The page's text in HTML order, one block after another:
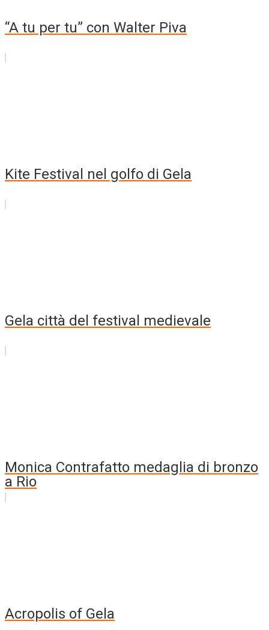
“A tu per tu” con Walter Piva
Kite Festival nel golfo di Gela
Gela città del festival medievale
Monica Contrafatto medaglia di bronzo
a Rio
Acropolis of Gela